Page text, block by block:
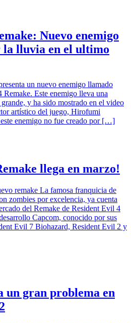
Nuevo enemigo
la lluvia en el ultimo
un nuevo enemigo llamado
Este enemigo lleva una
y ha sido mostrado en el video
artístico del juego, Hirofumi
enemigo no fue creado por […]
llega en marzo!
remake La famosa franquicia de
zombies por excelencia, ya cuenta
del Remake de Resident Evil 4
Capcom, conocido por sus
Evil 7 Biohazard, Resident Evil 2 y
un gran problema en